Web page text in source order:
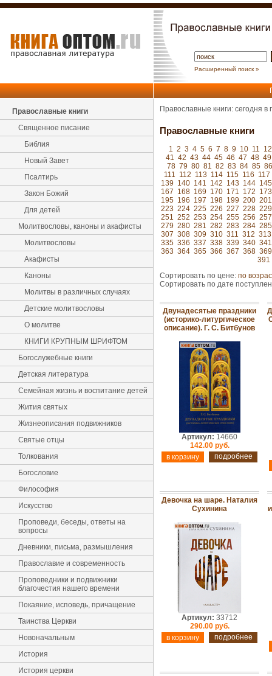
Расширенный поиск »
Православные книги
Священное писание
Библия
Новый Завет
Псалтирь
Закон Божий
Для детей
Молитвословы, каноны и акафисты
Молитвословы
Акафисты
Каноны
Молитвы в различных случаях
Детские молитвословы
О молитве
КНИГИ КРУПНЫМ ШРИФТОМ
Богослужебные книги
Детская литература
Семейная жизнь и воспитание детей
Жития святых
Жизнеописания подвижников
Святые отцы
Толкования
Богословие
Философия
Искусство
Проповеди, беседы, ответы на
вопросы
Дневники, письма, размышления
Православие и современность
Проповедники и подвижники
благочестия нашего времени
Покаяние, исповедь, причащение
Таинства Церкви
Новоначальным
История
История церкви
Православные книги: сегодня
Православные книги
1 2 3 4 5 6 7 8 9 10 11 12
41 42 43 44 45 46 47 48 49
78 79 80 81 82 83 84 85 86
111 112 113 114 115 116 117
139 140 141 142 143 144 145
167 168 169 170 171 172 173
195 196 197 198 199 200 201
223 224 225 226 227 228 229
251 252 253 254 255 256 257
279 280 281 282 283 284 285
307 308 309 310 311 312 313
335 336 337 338 339 340 341
363 364 365 366 367 368 369
391
Сортировать по цене: по
Сортировать по дате
Двунадесятые праздники
(историко-литургическое
описание). Г. С. Битбунов
Артикул: 14660
142.00 руб.
подробнее
Девочка на шаре. Наталия
Сухинина
Артикул: 33712
290.00 руб.
подробнее